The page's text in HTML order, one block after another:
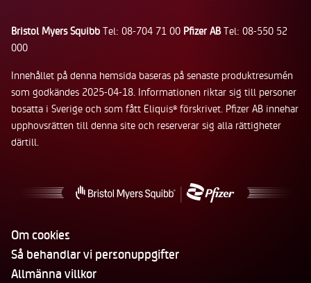
Bristol Myers SquibbTel: 08-704 71 00 Pfizer ABTel: 08-550 52
000
Innehållet på denna hemsida baseras på senaste produktresumén
som godkändes 2025-04-18. Informationen riktar sig till personer
bosatta i Sverige och som fått Eliquis® förskrivet. Pfizer AB innehar
upphovsrätten till denna site och reserverar sig alla rättigheter
därtill.
Om cookies
Så behandlar vi personuppgifter
Allmänna villkor